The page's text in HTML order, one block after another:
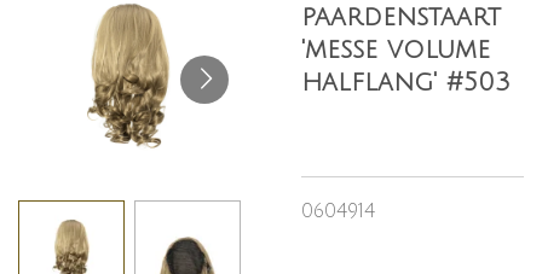
paardenstaart
'messe volume
halflang' #503
0604914